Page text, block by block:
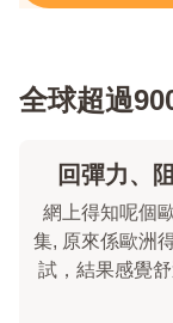
全球超過
回彈力、
網上得知呢個
集, 原來係歐洲
試，結果感覺
力，而且先生